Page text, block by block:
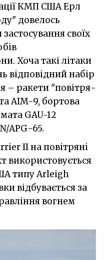
КМП США Ерл
довелось
своїх
Хоча такі літаки
відповідний набір
– ракети "повітря-
AIM-9, бортова
GAU-12
APG-65.
II на повітряні
використовується
типу Arleigh
відбувається за
вогнем